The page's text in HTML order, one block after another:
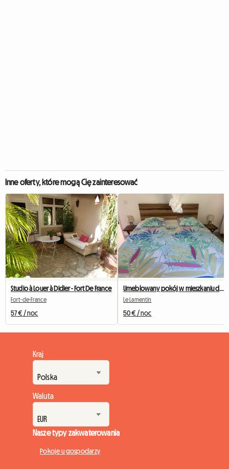
Inne oferty, które mogą Cię zainteresować
Studio à Louer à Didier - Fort De France
Fort-de-France
57 € / noc
Le Lamentin
50 € / noc
Kraj
Waluta
Nasze typy zakwaterowania
Pokoje u gospodarzy